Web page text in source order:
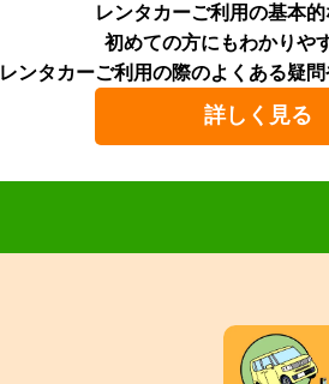
レンタカーご利用の基本
初めての方にもわかりや
レンタカーご利用の際のよくある疑問
詳しく見る